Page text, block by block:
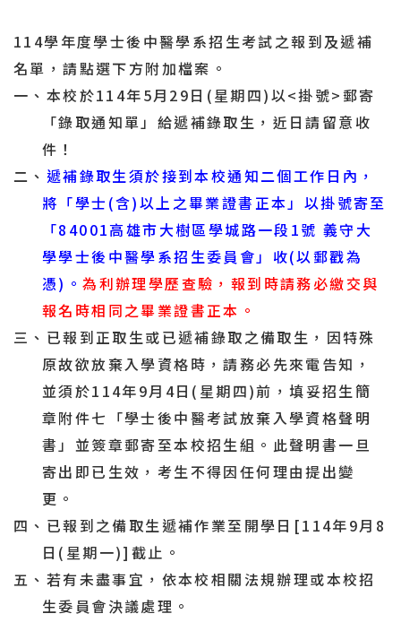
114學年度學士後中醫學系招生考試之報到及遞補
名單，請點選下方附加檔案。
一、本校於114年5月29日 (星期四)以<掛號>郵寄
「錄取通知單」給遞補錄取生，近日請留意收
件！
二、 遞補錄取生須於接到本校通知二個工作日內，
將「學士 (含)以上之畢業證書正本」以掛號寄至
「84001高雄市大樹區學城路一段 1號 義守大
學學士後中醫學系招生委員會」收(以郵戳為
憑) 。為利辦理學歷查驗，報到時請務必繳交與
報名時相同之畢業證書正本。
三、 已報到正取生或已遞補錄取之備取生，因特殊
原故欲放棄入學資格時，請務必先來電告知，
並須於114年9月4日 ( 星期四)前，填妥招生簡
章附件七「學士後中醫考試放棄入學資格聲明
書」並簽章郵寄至本校招生組。此聲明書一旦
寄出即已生效，考生不得因任何理由提出變
更。
四、已報到之備取生遞補作業至開學日 [114年9月8
日 ( 星期一)] 截止。
五、若有未盡事宜，依本校相關法規辦理或本校招
生委員會決議處理。